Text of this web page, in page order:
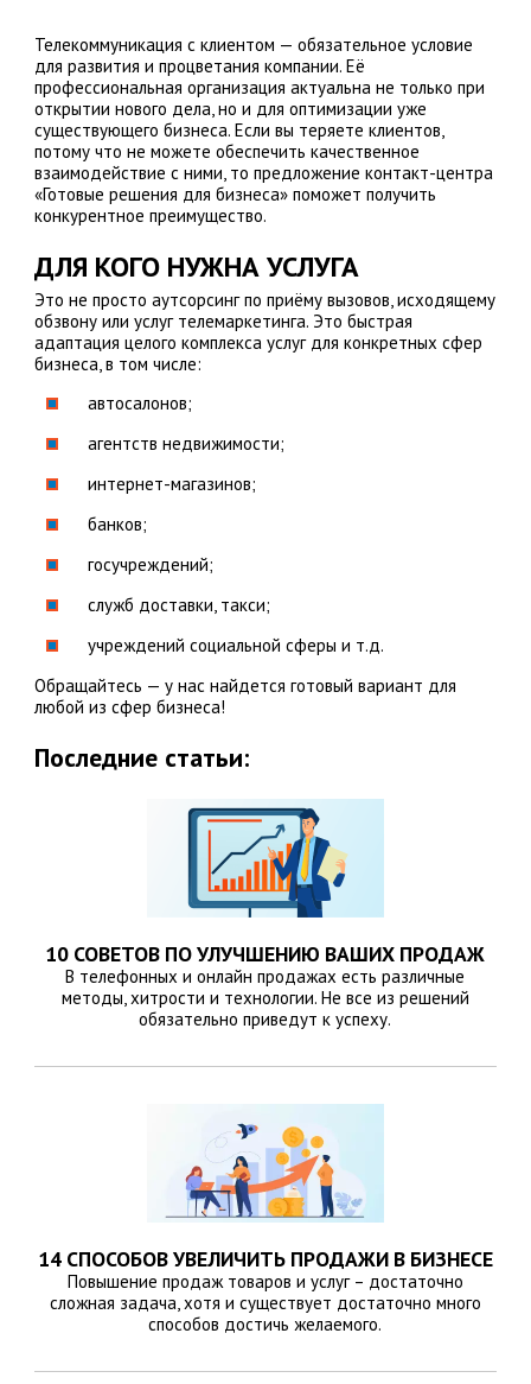
Телекоммуникация с клиентом — обязательное условие
для развития и процветания компании. Её
профессиональная организация актуальна не только при
открытии нового дела, но и для оптимизации уже
существующего бизнеса. Если вы теряете клиентов,
потому что не можете обеспечить качественное
взаимодействие с ними, то предложение контакт-центра
«Готовые решения для бизнеса» поможет получить
конкурентное преимущество.
ДЛЯ КОГО НУЖНА УСЛУГА
Это не просто аутсорсинг по приёму вызовов, исходящему
обзвону или услуг телемаркетинга. Это быстрая
адаптация целого комплекса услуг для конкретных сфер
бизнеса, в том числе:
автосалонов;
агентств недвижимости;
интернет-магазинов;
банков;
госучреждений;
служб доставки, такси;
учреждений социальной сферы и т.д.
Обращайтесь — у нас найдется готовый вариант для
любой из сфер бизнеса!
Последние статьи:
10 СОВЕТОВ ПО УЛУЧШЕНИЮ ВАШИХ ПРОДАЖ
В телефонных и онлайн продажах есть различные
методы, хитрости и технологии. Не все из решений
обязательно приведут к успеху.
14 СПОСОБОВ УВЕЛИЧИТЬ ПРОДАЖИ В БИЗНЕСЕ
Повышение продаж товаров и услуг – достаточно
сложная задача, хотя и существует достаточно много
способов достичь желаемого.